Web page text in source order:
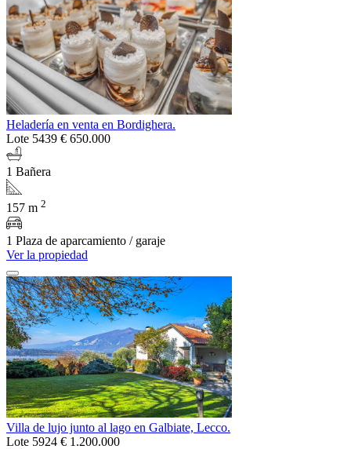
Heladería en venta en Bordighera.
Lote 5439 € 650.000
1 Bañera
157 m 2
1 Plaza de aparcamiento / garaje
Ver la propiedad
Villa de lujo junto al lago en Galbiate, Lecco.
Lote 5924 € 1.200.000